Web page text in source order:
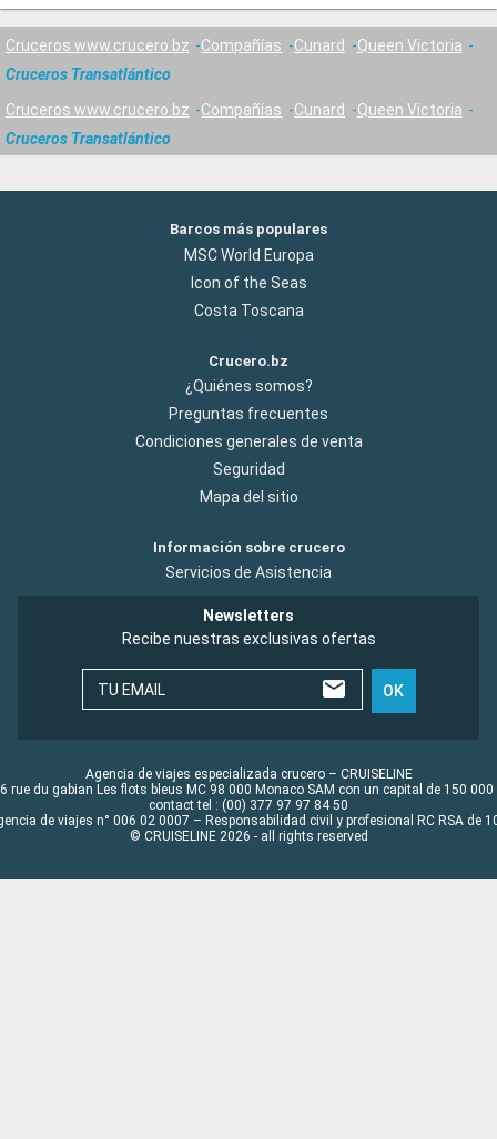
Cruceros www.crucero.bz Compañías Cunard
Queen Victoria
Cruceros Transatlántico
Cruceros www.crucero.bz Compañías Cunard
Queen Victoria
Cruceros Transatlántico
Barcos más populares
MSC World Europa
Icon of the Seas
Costa Toscana
Crucero.bz
¿Quiénes somos?
Preguntas frecuentes
Condiciones generales de venta
Seguridad
Mapa del sitio
Información sobre crucero
Servicios de Asistencia
Newsletters
Recibe nuestras exclusivas ofertas
TU EMAIL OK
Agencia de viajes especializada crucero – CRUISELINE
rue du gabian Les flots bleus MC 98 000 Monaco SAM con un capital de 150 000
contact tel : (00) 377 97 97 84 50
de viajes n° 006 02 0007 – Responsabilidad civil y profesional RC RSA de
© CRUISELINE 2026 - all rights reserved